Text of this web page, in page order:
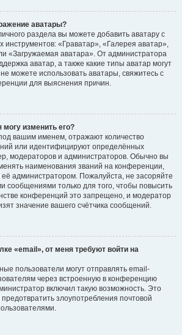
аватары?
раздела вы можете добавить аватару с
инструментов: «Граватар», «Галерея аватар»,
«Загружаемая аватара». От администратора
аватар, а также какие типы аватар могут
можете использовать аватары, свяжитесь с
для выяснения причин.
могу изменить его?
вашим именем, отражают количество
или идентифицируют определённых
модераторов и администраторов. Обычно вы
наименования званий на конференции,
её администратором. Пожалуйста, не засоряйте
только для того, чтобы повысить
конференций это запрещено, и модератор
значение вашего счётчика сообщений.
«email», от меня требуют войти на
пользователи могут отправлять email-
через встроенную в конференцию
включил такую возможность. Это
злоупотребления почтовой